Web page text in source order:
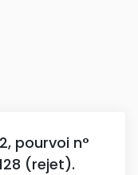
pourvoi n°
(rejet).